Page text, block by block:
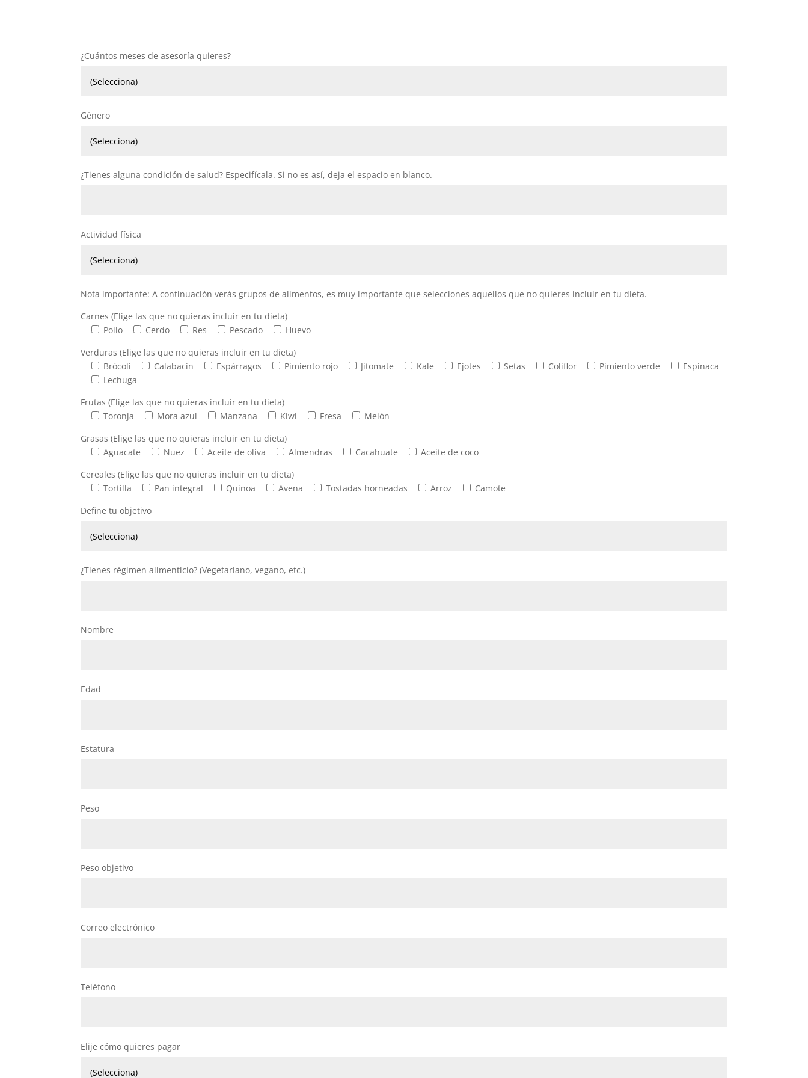
¿Cuántos meses de asesoría quieres?
Género
¿Tienes alguna condición de salud? Especifícala. Si no es así, deja el espacio en blanco.
Actividad física
Nota importante: A continuación verás grupos de alimentos, es muy importante que selecciones aquellos que no quieres incluir en tu dieta.
Carnes (Elige las que no quieras incluir en tu dieta)
Pollo
Cerdo Res Pescado
Huevo
Verduras (Elige las que no quieras incluir en tu dieta)
Brócoli
Calabacín Espárragos Pimiento rojo Jitomate Kale Ejotes Setas Coliflor Pimiento verde
Espinaca
Lechuga
Frutas (Elige las que no quieras incluir en tu dieta)
Toronja
Mora azul Manzana Kiwi Fresa
Melón
Grasas (Elige las que no quieras incluir en tu dieta)
Aguacate
Nuez Aceite de oliva Almendras Cacahuate
Aceite de coco
Cereales (Elige las que no quieras incluir en tu dieta)
Tortilla
Pan integral Quinoa Avena Tostadas horneadas Arroz
Camote
Define tu objetivo
¿Tienes régimen alimenticio? (Vegetariano, vegano, etc.)
Nombre
Edad
Estatura
Peso
Peso objetivo
Correo electrónico
Teléfono
Elije cómo quieres pagar